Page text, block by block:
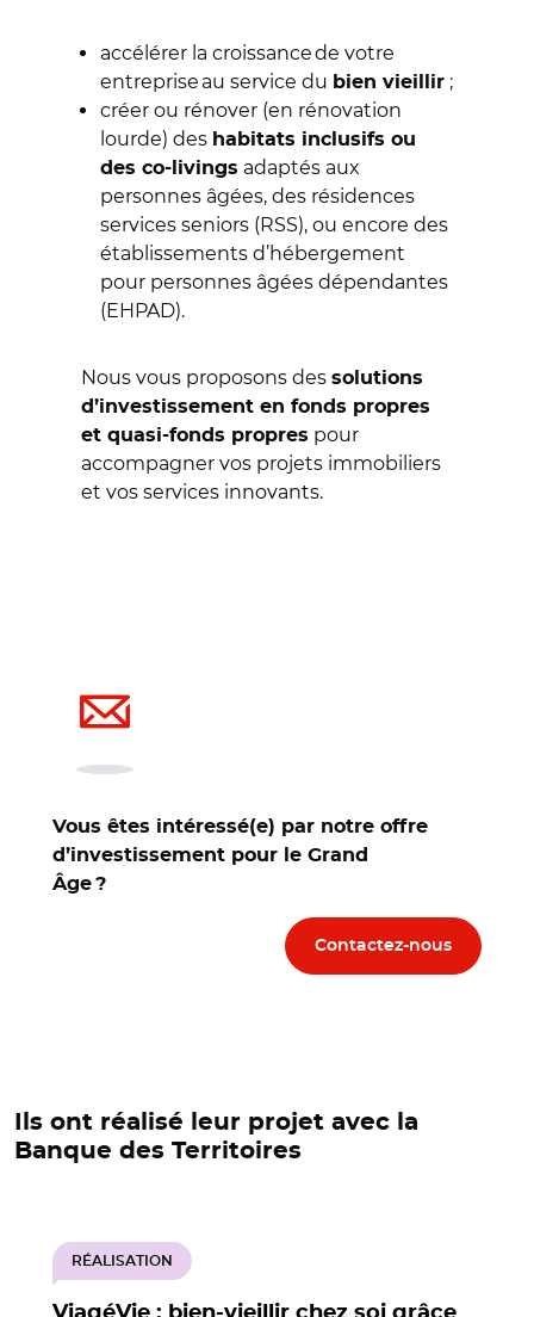
accélérer la croissance de votre
entreprise au service du bien vieillir ;
créer ou rénover (en rénovation
lourde) des habitats inclusifs ou
des co-livings adaptés aux
personnes âgées, des résidences
services seniors (RSS), ou encore des
établissements d’hébergement
pour personnes âgées dépendantes
(EHPAD).
Nous vous proposons des solutions
d’investissement en fonds propres
et quasi-fonds propres pour
accompagner vos projets immobiliers
et vos services innovants.
Vous êtes intéressé(e) par notre offre
d’investissement pour le Grand
Âge ?
Contactez-nous
Ils ont réalisé leur projet avec la
Banque des Territoires
RÉALISATION